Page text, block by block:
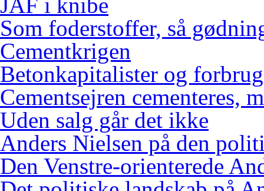
Som foderstoffer, så
Cementkrigen
Betonkapitalister og
Cementsejren cementeres,
Uden salg går det ikke
Anders Nielsen på den
Den Venstre-orienterede